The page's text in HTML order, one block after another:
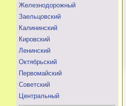
Железнодорожный
Заельцовский
Калининский
Кировский
Ленинский
Октябрьский
Первомайский
Советский
Центральный